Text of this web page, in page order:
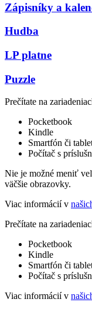
Zápisníky a
Hudba
LP platne
Puzzle
Prečítate na
Pocketbook
Kindle
Smartfón či
Počítač s
Nie je možné meniť
väčšie obrazovky.
Viac informácií v
Prečítate na
Pocketbook
Kindle
Smartfón či
Počítač s
Viac informácií v